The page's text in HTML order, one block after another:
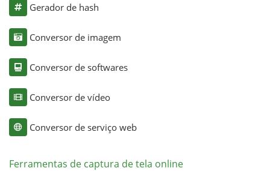
Gerador de hash
Conversor de imagem
Conversor de softwares
Conversor de vídeo
Conversor de serviço web
Ferramentas de captura de tela online